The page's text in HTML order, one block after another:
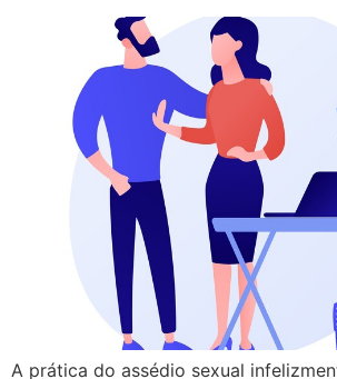
A prática do assédio sexual